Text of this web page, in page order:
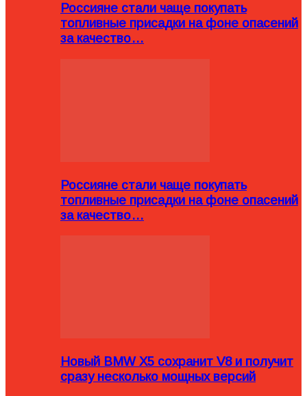
Россияне стали чаще покупать
топливные присадки на фоне опасений
за качество…
Россияне стали чаще покупать
топливные присадки на фоне опасений
за качество…
Новый BMW X5 сохранит V8 и получит
сразу несколько мощных версий